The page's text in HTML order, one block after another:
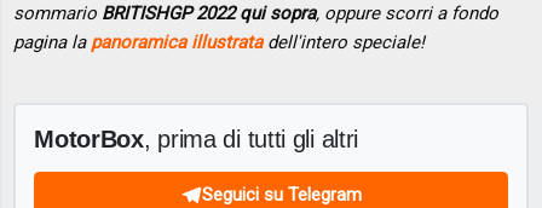
sommario BRITISHGP 2022 qui sopra, oppure scorri a fondo
pagina la panoramica illustratadell'intero speciale!
MotorBox, prima di tutti gli altri
Seguici su Telegram